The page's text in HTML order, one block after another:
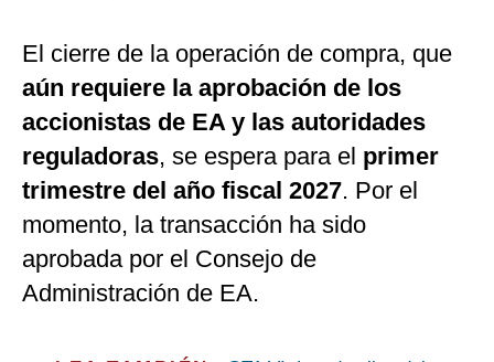
El cierre de la operación de compra, que
aún requiere la aprobación de los
accionistas de EA y las autoridades
reguladoras, se espera para el primer
trimestre del año fiscal 2027. Por el
momento, la transacción ha sido
aprobada por el Consejo de
Administración de EA.